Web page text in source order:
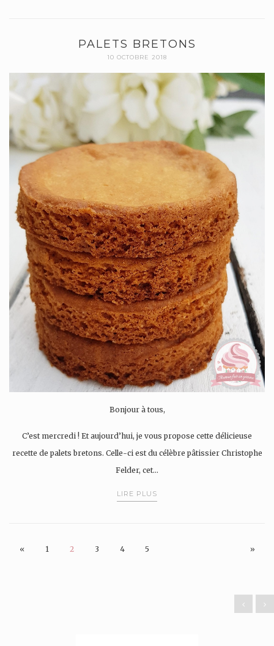
PALETS BRETONS
10 OCTOBRE 2018
Bonjour à tous,
C’est mercredi ! Et aujourd’hui, je vous propose cette délicieuse
recette de palets bretons. Celle-ci est du célèbre pâtissier Christophe
Felder, cet…
LIRE PLUS
« 1 2 3 4 5 »